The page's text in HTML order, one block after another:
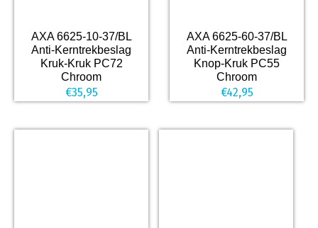
AXA 6625-10-37/BL
Anti-Kerntrekbeslag
Kruk-Kruk PC72
Chroom
€35,95
AXA 6625-60-37/BL
Anti-Kerntrekbeslag
Knop-Kruk PC55
Chroom
€42,95